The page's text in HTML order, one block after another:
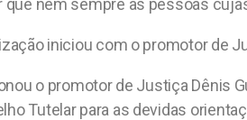
que nem sempre as pessoas
iniciou com o promotor de
o promotor de Justiça Dênis
Tutelar para as devidas